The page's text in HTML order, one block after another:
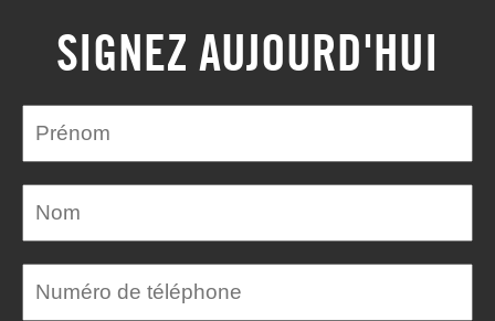
SIGNEZ AUJOURD'HUI